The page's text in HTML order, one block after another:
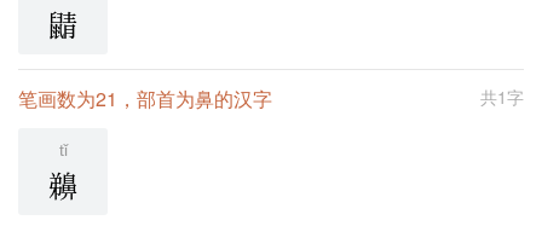
鼱
共1字
笔画数为21，部首为鼻的汉字
tǐ
䶏